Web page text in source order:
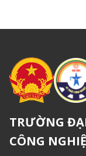
TRƯỜNG
CÔNG